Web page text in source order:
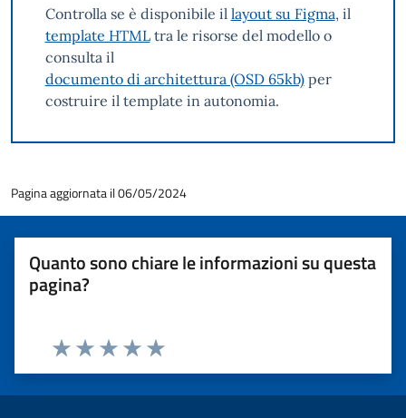
Controlla se è disponibile il layout su Figma, il
template HTMLtra le risorse del modello o
consulta il
documento di architettura (OSD 65kb)per
costruire il template in autonomia.
Pagina aggiornata il 06/05/2024
Quanto sono chiare le informazioni su questa
pagina?
Valuta 5 stelle su 5
Valuta 4 stelle su 5
Valuta 3 stelle su 5
Valuta 2 stelle su 5
Valuta 1 stelle su 5